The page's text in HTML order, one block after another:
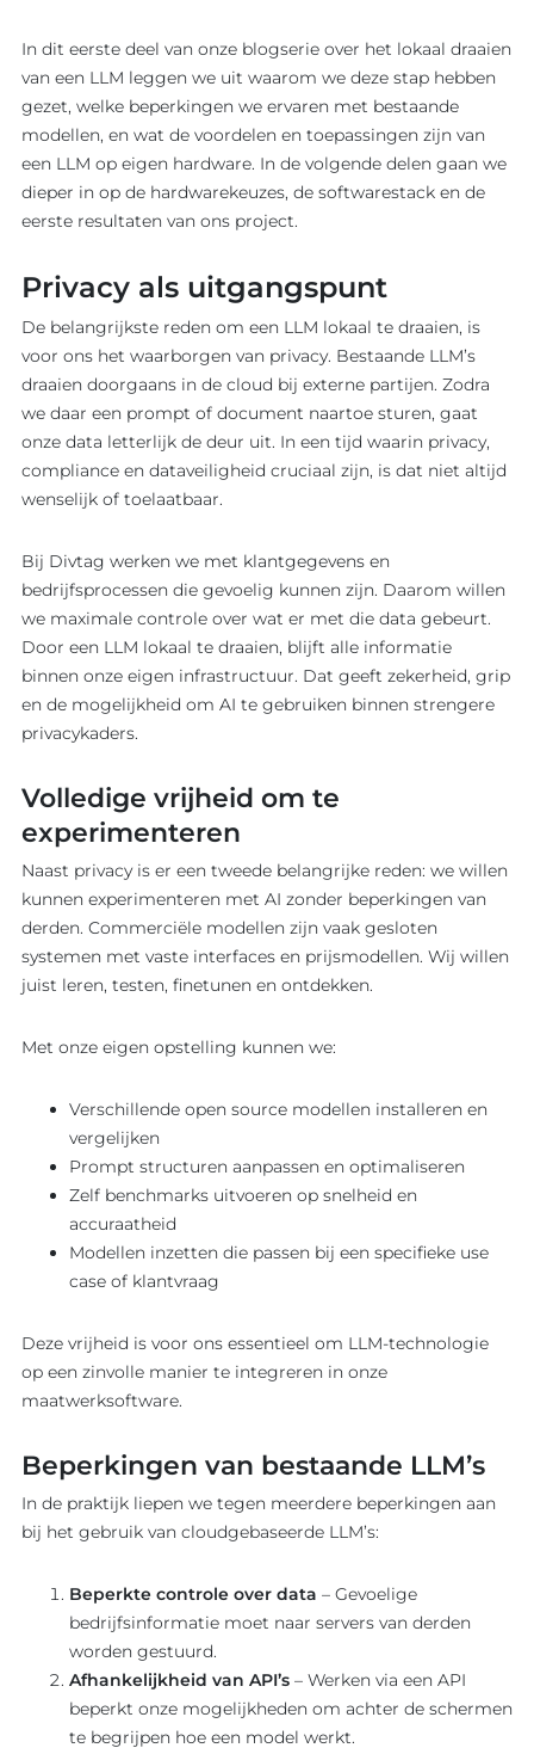
Overzicht
Product
Websites
BLOG
Overzicht
In dit eerste deel van onze blogserie over het lokaal draaien
van een LLM leggen we uit waarom we deze stap hebben
gezet, welke beperkingen we ervaren met bestaande
modellen, en wat de voordelen en toepassingen zijn van
een LLM op eigen hardware. In de volgende delen gaan we
dieper in op de hardwarekeuzes, de softwarestack en de
eerste resultaten van ons project.
Privacy als uitgangspunt
De belangrijkste reden om een LLM lokaal te draaien, is
voor ons het waarborgen van privacy. Bestaande LLM’s
draaien doorgaans in de cloud bij externe partijen. Zodra
we daar een prompt of document naartoe sturen, gaat
onze data letterlijk de deur uit. In een tijd waarin privacy,
compliance en dataveiligheid cruciaal zijn, is dat niet altijd
wenselijk of toelaatbaar.
Bij Divtag werken we met klantgegevens en
bedrijfsprocessen die gevoelig kunnen zijn. Daarom willen
we maximale controle over wat er met die data gebeurt.
Door een LLM lokaal te draaien, blijft alle informatie
binnen onze eigen infrastructuur. Dat geeft zekerheid, grip
en de mogelijkheid om AI te gebruiken binnen strengere
privacykaders.
Volledige vrijheid om te
experimenteren
Naast privacy is er een tweede belangrijke reden: we willen
kunnen experimenteren met AI zonder beperkingen van
derden. Commerciële modellen zijn vaak gesloten
systemen met vaste interfaces en prijsmodellen. Wij willen
juist leren, testen, finetunen en ontdekken.
Met onze eigen opstelling kunnen we:
Verschillende open source modellen installeren en
vergelijken
Prompt structuren aanpassen en optimaliseren
Zelf benchmarks uitvoeren op snelheid en
accuraatheid
Modellen inzetten die passen bij een specifieke use
case of klantvraag
Deze vrijheid is voor ons essentieel om LLM-technologie
op een zinvolle manier te integreren in onze
maatwerksoftware.
Beperkingen van bestaande LLM’s
In de praktijk liepen we tegen meerdere beperkingen aan
bij het gebruik van cloudgebaseerde LLM’s:
Beperkte controle over data – Gevoelige
bedrijfsinformatie moet naar servers van derden
worden gestuurd.
Afhankelijkheid van API’s – Werken via een API
beperkt onze mogelijkheden om achter de schermen
te begrijpen hoe een model werkt.